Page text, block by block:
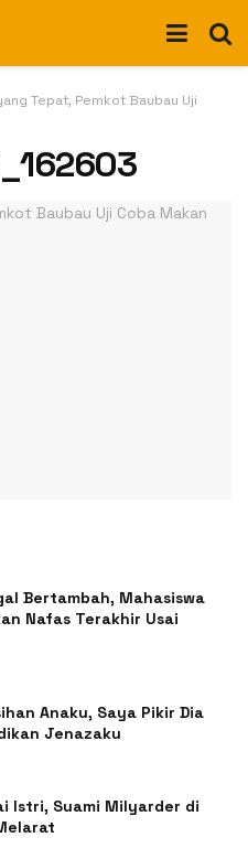
Tepat, Pemkot Baubau Uji
Bertambah, Mahasiswa
Nafas Terakhir Usai
Anaku, Saya Pikir Dia
Jenazaku
Istri, Suami Milyarder di